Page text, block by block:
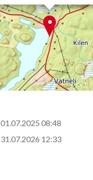
01.07.2025 08:48
31.07.2026 12:33